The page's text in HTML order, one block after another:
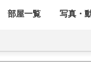
部屋一覧 写真・